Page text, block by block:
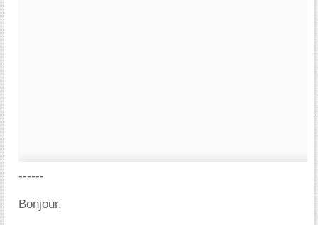
------
Bonjour,